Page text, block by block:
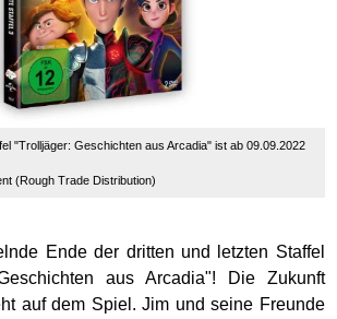
"Trolljäger: Geschichten aus Arcadia" ist ab 09.09.2022
(Rough Trade Distribution)
Ende der dritten und letzten Staffel
aus Arcadia"! Die Zukunft
auf dem Spiel. Jim und seine Freunde